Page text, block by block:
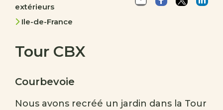
extérieurs
Ile-de-France
Tour CBX
Courbevoie
Nous avons recréé un jardin dans la Tour